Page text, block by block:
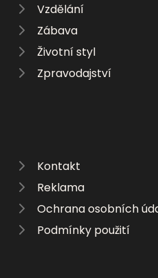
Vzdělání
Zábava
Životní styl
Zpravodajství
Kontakt
Reklama
Ochrana osobních
Podmínky použití